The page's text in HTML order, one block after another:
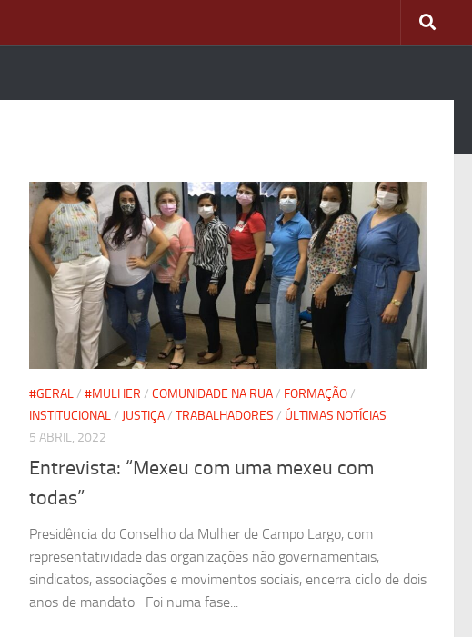
#GERAL/ #MULHER / COMUNIDADE NA RUA/ FORMAÇÃO/
INSTITUCIONAL/ JUSTIÇA/ TRABALHADORES / ÚLTIMAS NOTÍCIAS
5 ABRIL, 2022
Entrevista: “Mexeu com uma mexeu com
todas”
Presidência do Conselho da Mulher de Campo Largo, com
representatividade das organizações não governamentais,
sindicatos, associações e movimentos sociais, encerra ciclo de dois
anos de mandato Foi numa fase...